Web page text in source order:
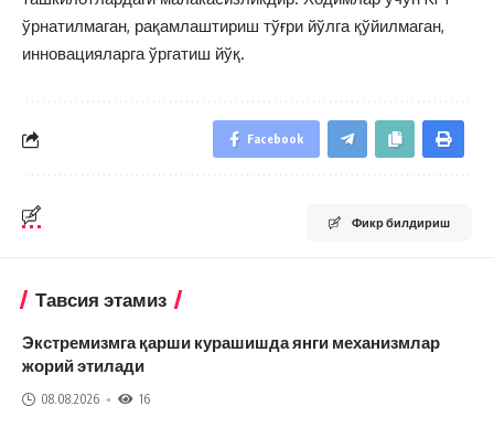
ўрнатилмаган, рақамлаштириш тўғри йўлга қўйилмаган,
инновацияларга ўргатиш йўқ.
Facebook
Фикр билдириш
Тавсия этамиз
Экстремизмга қарши курашишда янги механизмлар
жорий этилади
08.08.2026 16